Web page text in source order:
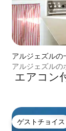
アルジェズルの
アルジェズルの
エアコン
ゲストチョイス
ゲストチョイス